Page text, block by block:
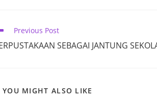
Previous Post
SEBAGAI JANTUNG
YOU MIGHT ALSO LIKE